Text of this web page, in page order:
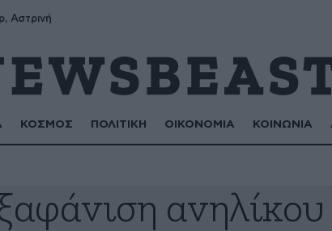
Αστρινή
ΚΟΣΜΟΣ ΠΟΛΙΤΙΚΗ ΟΙΚΟΝΟΜΙΑ ΚΟΙΝΩΝΙΑ
ανηλίκου